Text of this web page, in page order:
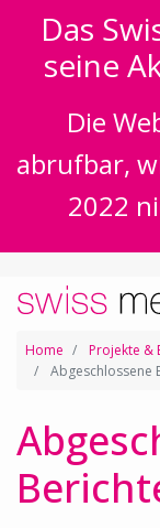
Das
seine
Die
abrufbar,
2022
Home Projekte &
Abgeschlossene